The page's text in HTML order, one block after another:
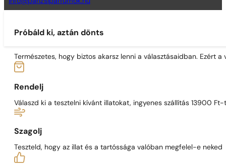
Próbáld ki, aztán dönts
Természetes, hogy biztos akarsz lenni a választásaidban. Ezért
Rendelj
Válaszd ki a tesztelni kívánt illatokat, ingyenes szállítás 13900 Ft-
Szagolj
Teszteld, hogy az illat és a tartóssága valóban megfelel-e neked